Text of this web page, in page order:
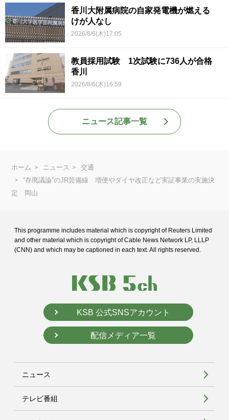
香川大附属病院の自家発電機が燃える
けが人なし
2026/8/6(木)17:05
教員採用試験 1次試験に736人が合格
香川
2026/8/6(木)16:59
ニュース記事一覧
ホーム ニュース
交通
“存廃議論”のJR芸備線 増便やダイヤ改正など実証事業の実施決
定 岡山
This programme includes material which is copyright of Reuters Limited
and other material which is copyright of Cable News Network LP, LLLP
(CNN) and which may be captioned in each text. All rights reserved.
KSB 公式SNSアカウント
配信メディア一覧
ニュース
テレビ番組